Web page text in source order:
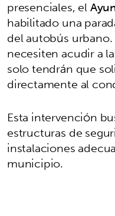
presenciales, el
habilitado una
del autobús
necesiten acudir a
solo tendrán que
directamente al
Esta intervención
estructuras de
instalaciones
municipio.